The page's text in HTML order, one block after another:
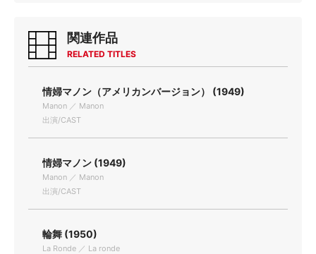
関連作品
RELATED TITLES
情婦マノン（アメリカンバージョン） (1949)
Manon ／ Manon
出演/CAST
情婦マノン (1949)
Manon ／ Manon
出演/CAST
輪舞 (1950)
La Ronde ／ La ronde